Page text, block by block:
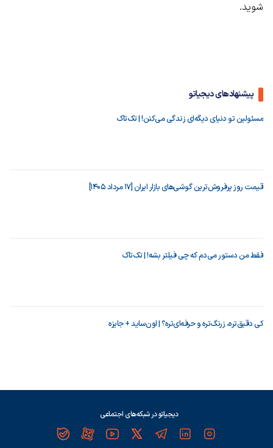
شوید.
پیشنهادهای دیجیاتو
مسئولین تو دنیای دیگه‌ای زندگی می‌کنن! | تک‌تاک
قیمت روز پرفروش‌ترین گوشی‌های بازار ایران [17 مرداد 1405]
فقط من دستور می‌دم که چی فیلتر بشه! | تک‌تاک
کی دقیق‌تره، زرنگ‌تره و حرفه‌ای‌تره؟ | اون‌ساید + جایزه
دیجیاتو در شبکه‌های اجتماعی